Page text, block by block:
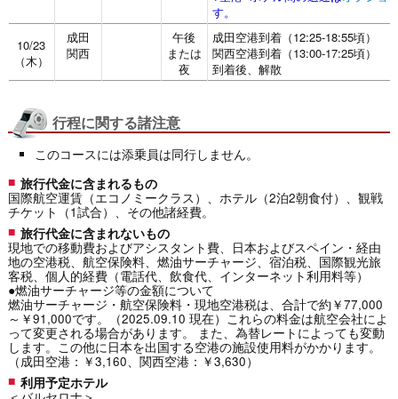
す。
10/23
（木）
成田
関西
午後
または
夜
成田空港到着（12:25-18:55頃）
関西空港到着（13:00-17:25頃）
到着後、解散
行程に関する諸注意
このコースには添乗員は同行しません。
旅行代金に含まれるもの
国際航空運賃（エコノミークラス）、ホテル（2泊2朝食付）、観戦
チケット（1試合）、その他諸経費。
旅行代金に含まれないもの
現地での移動費およびアシスタント費、日本およびスペイン・経由
地の空港税、航空保険料、燃油サーチャージ、宿泊税、国際観光旅
客税、個人的経費（電話代、飲食代、インターネット利用料等）
●燃油サーチャージ等の金額について
燃油サーチャージ・航空保険料・現地空港税は、合計で約￥77,000
～￥91,000です。（2025.09.10 現在）これらの料金は航空会社によ
って変更される場合があります。 また、為替レートによっても変動
します。この他に日本を出国する空港の施設使用料がかかります。
（成田空港：￥3,160、関西空港：￥3,630）
利用予定ホテル